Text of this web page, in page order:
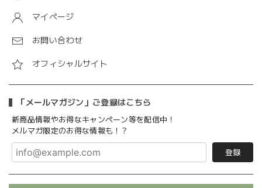
マイページ
お問い合わせ
オフィシャルサイト
「メールマガジン」ご登録はこちら
新商品情報やお得なキャンペーン等を配信中！
メルマガ限定のお得な情報も！？
登録